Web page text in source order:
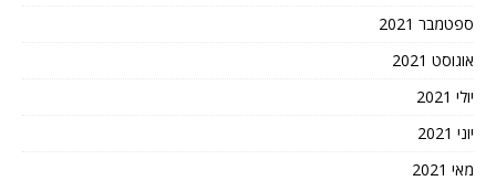
ספטמבר 2021
אוגוסט 2021
יולי 2021
יוני 2021
מאי 2021